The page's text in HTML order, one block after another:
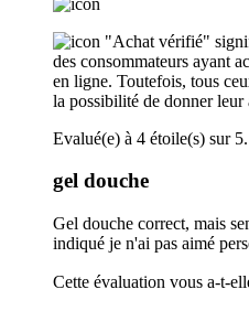
"Achat vérifié"
des consommateurs ayant
en ligne. Toutefois, tous
la possibilité de donner leur
Evalué(e) à 4 étoile(s) sur 5.
gel douche
Gel douche correct, mais
indiqué je n'ai pas aimé
Cette évaluation vous a-t-